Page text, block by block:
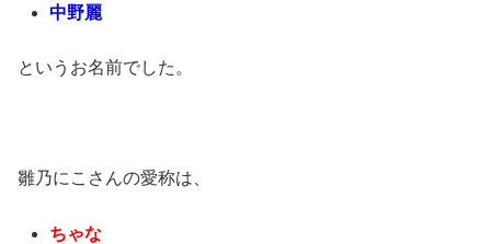
中野麗
というお名前でした。
雛乃にこさんの愛称は、
ちゃな